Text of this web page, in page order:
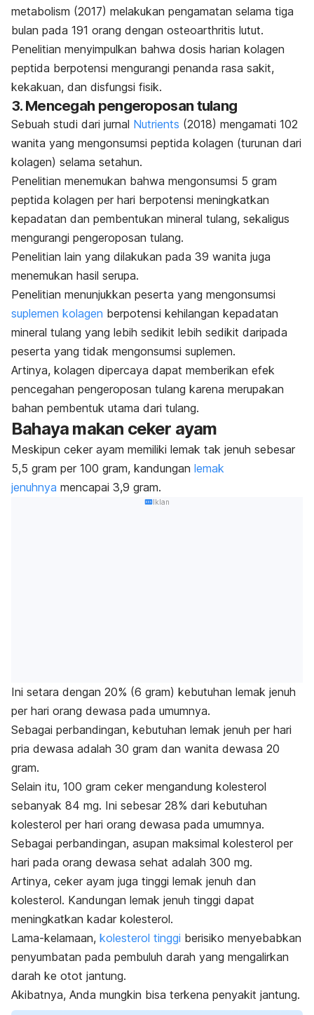
metabolism (2017) melakukan pengamatan selama tiga
bulan pada 191 orang dengan osteoarthritis lutut.
Penelitian menyimpulkan bahwa dosis harian kolagen
peptida berpotensi mengurangi penanda rasa sakit,
kekakuan, dan disfungsi fisik.
3. Mencegah pengeroposan tulang
Sebuah studi dari jurnal Nutrients (2018) mengamati 102
wanita yang mengonsumsi peptida kolagen (turunan dari
kolagen) selama setahun.
Penelitian menemukan bahwa mengonsumsi 5 gram
peptida kolagen per hari berpotensi meningkatkan
kepadatan dan pembentukan mineral tulang, sekaligus
mengurangi pengeroposan tulang.
Penelitian lain yang dilakukan pada 39 wanita juga
menemukan hasil serupa.
Penelitian menunjukkan peserta yang mengonsumsi
suplemen kolagen berpotensi kehilangan kepadatan
mineral tulang yang lebih sedikit lebih sedikit daripada
peserta yang tidak mengonsumsi suplemen.
Artinya, kolagen dipercaya dapat memberikan efek
pencegahan pengeroposan tulang karena merupakan
bahan pembentuk utama dari tulang.
Bahaya makan ceker ayam
Meskipun ceker ayam memiliki lemak tak jenuh sebesar
5,5 gram per 100 gram, kandungan lemak
jenuhnya mencapai 3,9 gram.
Iklan
Ini setara dengan 20% (6 gram) kebutuhan lemak jenuh
per hari orang dewasa pada umumnya.
Sebagai perbandingan, kebutuhan lemak jenuh per hari
pria dewasa adalah 30 gram dan wanita dewasa 20
gram.
Selain itu, 100 gram ceker mengandung kolesterol
sebanyak 84 mg. Ini sebesar 28% dari kebutuhan
kolesterol per hari orang dewasa pada umumnya.
Sebagai perbandingan, asupan maksimal kolesterol per
hari pada orang dewasa sehat adalah 300 mg.
Artinya, ceker ayam juga tinggi lemak jenuh dan
kolesterol. Kandungan lemak jenuh tinggi dapat
meningkatkan kadar kolesterol.
Lama-kelamaan, kolesterol tinggi berisiko menyebabkan
penyumbatan pada pembuluh darah yang mengalirkan
darah ke otot jantung.
Akibatnya, Anda mungkin bisa terkena penyakit jantung.